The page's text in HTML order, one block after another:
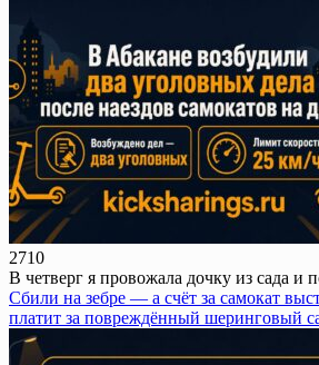
2710
В четверг я провожала дочку из сада и
Сбили на зебре — а счёт за самокат
платит за повреждённый шеринговый